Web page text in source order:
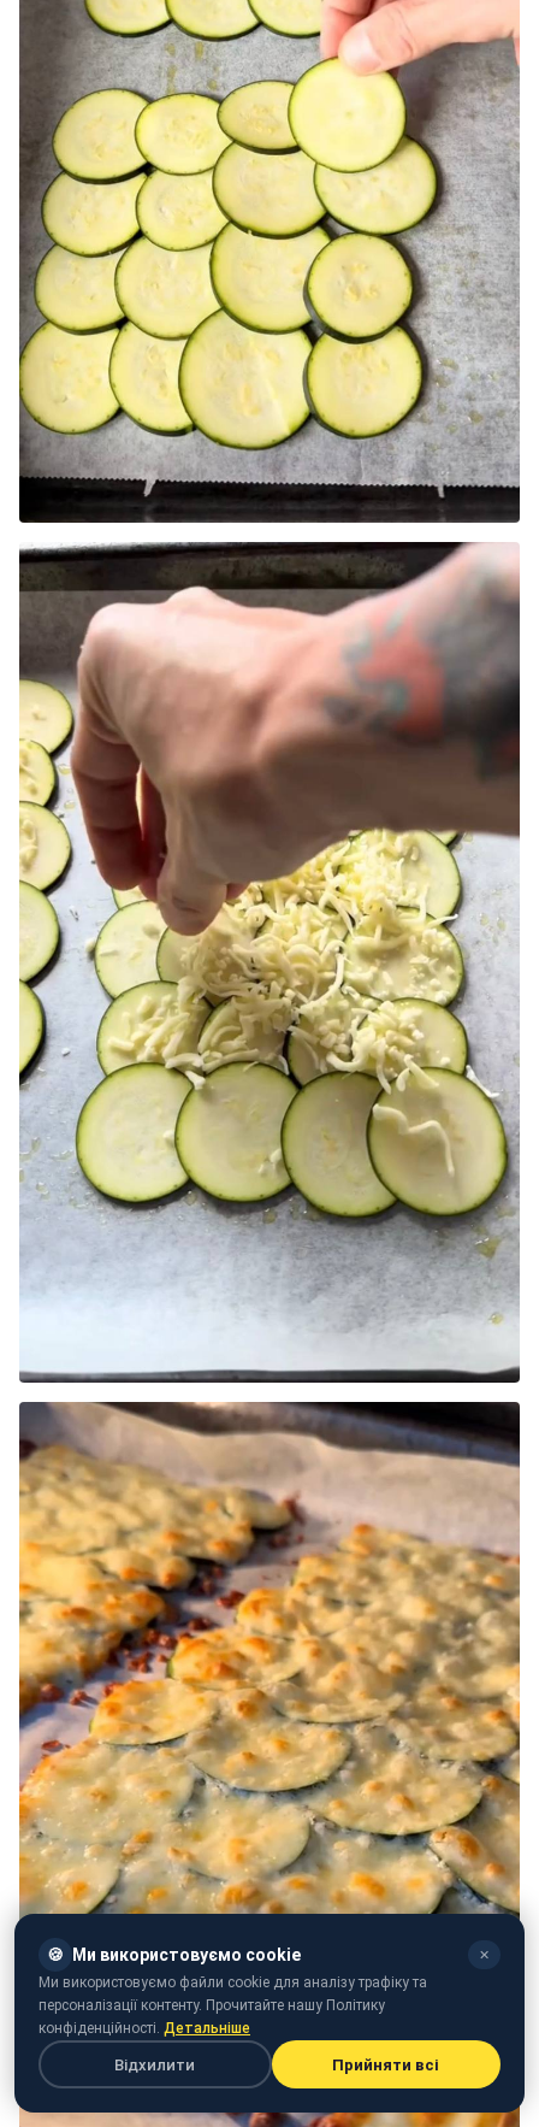
🍪 Ми використовуємо cookie ✕
Ми використовуємо файли cookie для аналізу трафіку та
персоналізації контенту. Прочитайте нашу Політику
конфіденційності. Детальніше
Відхилити Прийняти всі